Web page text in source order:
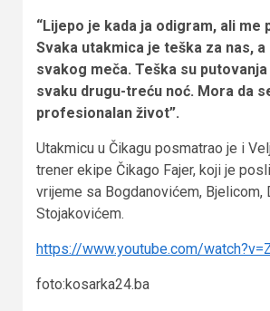
“Lijepo je kada ja odigram, ali me
Svaka utakmica je teška za nas, a
svakog meča. Teška su putovanja
svaku drugu-treću noć. Mora da
profesionalan život”.
Utakmicu u Čikagu posmatrao je i
trener ekipe Čikago Fajer, koji je
vrijeme sa Bogdanovićem, Bjelicom,
Stojakovićem.
https://www.youtube.com/
foto:kosarka24.ba